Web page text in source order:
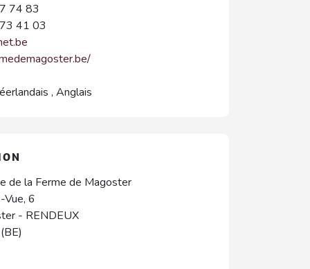
74 83
41 03
, Anglais
de la Ferme de Magoster
Vue, 6
- RENDEUX